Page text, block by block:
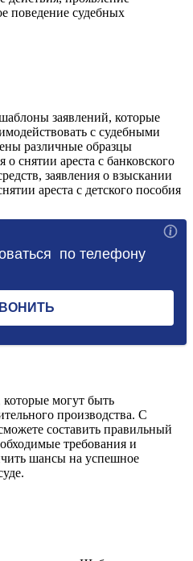
поведение судебных
заявлений, которые
с судебными
различные образцы
о снятии ареста с банковского
заявления о взыскании
ареста с детского пособия
могут быть
производства. С
составить правильный
требования и
шансы на успешное